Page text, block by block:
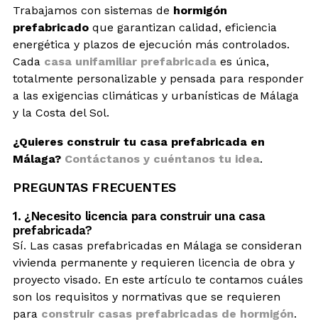
Trabajamos con sistemas de hormigón
prefabricado que garantizan calidad, eficiencia
energética y plazos de ejecución más controlados.
Cada casa unifamiliar prefabricada es única,
totalmente personalizable y pensada para responder
a las exigencias climáticas y urbanísticas de Málaga
y la Costa del Sol.
¿Quieres construir tu casa prefabricada en
Málaga? Contáctanos y cuéntanos tu idea.
PREGUNTAS FRECUENTES
1. ¿Necesito licencia para construir una casa
prefabricada?
Sí. Las casas prefabricadas en Málaga se consideran
vivienda permanente y requieren licencia de obra y
proyecto visado. En este artículo te contamos cuáles
son los requisitos y normativas que se requieren
para construir casas prefabricadas de hormigón.